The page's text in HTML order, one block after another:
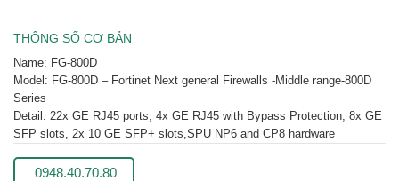
THÔNG SỐ CƠ BẢN
Name: FG-800D
Model: FG-800D – Fortinet Next general Firewalls -Middle range-800D
Series
Detail: 22x GE RJ45 ports, 4x GE RJ45 with Bypass Protection, 8x GE
SFP slots, 2x 10 GE SFP+ slots,SPU NP6 and CP8 hardware
0948.40.70.80